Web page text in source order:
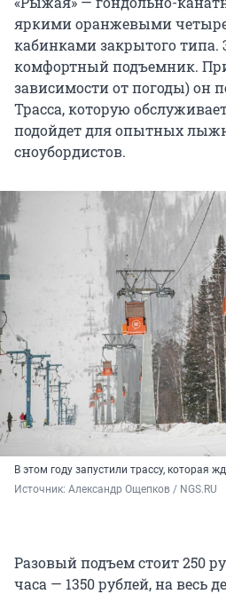
яркими оранжевыми
кабинками закрытого типа.
комфортный подъемник.
зависимости от погоды) он
Трасса, которую
подойдет для опытных
сноубордистов.
В этом году запустили трассу, которая
Источник: Александр Ощепков / NGS.RU
Разовый подъем стоит 250
часа — 1350 рублей, на весь